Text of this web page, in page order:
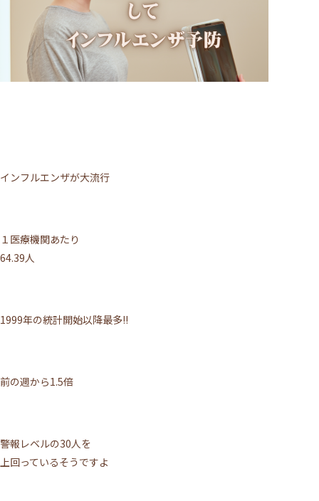
インフルエンザが大流行
１医療機関あたり
64.39人
1999年の統計開始以降最多!!
前の週から1.5倍
警報レベルの30人を
上回っているそうですよ